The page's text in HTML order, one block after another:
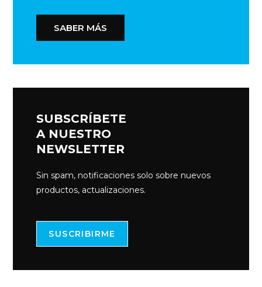
SABER MÁS
SUBSCRÍBETE
A NUESTRO
NEWSLETTER
Sin spam, notificaciones solo sobre nuevos
productos, actualizaciones.
SUSCRIBIRME